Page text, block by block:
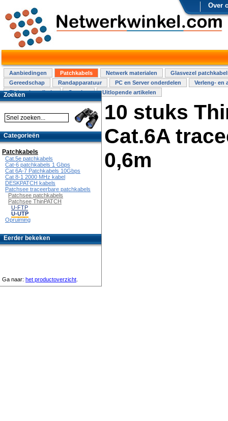
Over
Aanbiedingen Patchkabels Netwerk materialen
Glasvezel
Gereedschap
Randapparatuur PC en Server onderdelen
Verleng- en
Elektra installatie
Overige Uitlopende artikelen
10 stuks
Cat.6A
0,6m
Zoeken
Categorieën
Patchkabels
Cat.5e patchkabels
Cat-6 patchkabels 1 Gbps
Cat 6A-7 Patchkabels 10Gbps
Cat 8-1 2000 MHz kabel
DESKPATCH kabels
Patchsee traceerbare patchkabels
Patchsee patchkabels
Patchsee ThinPATCH
U-FTP
U-UTP
Opruiming
Eerder bekeken
Ga naar: het productoverzicht